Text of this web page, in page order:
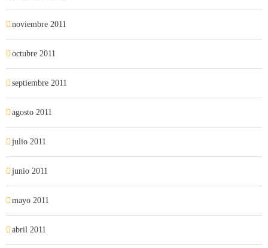
noviembre 2011
octubre 2011
septiembre 2011
agosto 2011
julio 2011
junio 2011
mayo 2011
abril 2011